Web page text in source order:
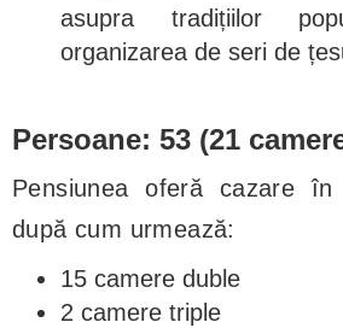
asupra tradițiilor
organizarea de seri de
Persoane: 53 (21
Pensiunea oferă cazare
după cum urmează:
15 camere duble
2 camere triple